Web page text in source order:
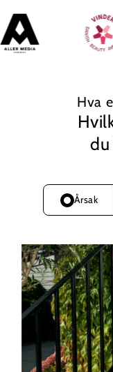
Hva
Årsak